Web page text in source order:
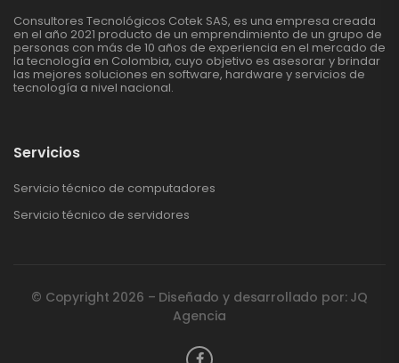
Consultores Tecnológicos Cotek SAS, es una empresa creada
en el año 2021 producto de un emprendimiento de un grupo de
personas con más de 10 años de experiencia en el mercado de
la tecnología en Colombia, cuyo objetivo es asesorar y brindar
las mejores soluciones en software, hardware y servicios de
tecnología a nivel nacional.
Servicios
Servicio técnico de computadores
Servicio técnico de servidores
© Copyright 2026 – Diseñado y desarrollado por: JQ
Agencia